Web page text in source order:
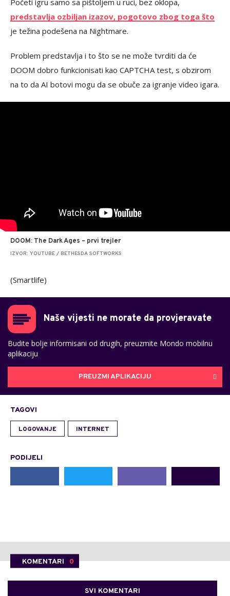
predstavlja ozbiljan izazov, pogotovo zbog toga što
je težina podešena na Nightmare.
Problem predstavlja i to što se ne može tvrditi da će
DOOM dobro funkcionisati kao CAPTCHA test, s obzirom
na to da AI botovi mogu da se obuče za igranje video igara.
DOOM: The Dark Ages – prvi trejler
IZVOR: YOUTUBE / BETHESDA SOFTWORKS
(Smartlife)
Naše vijesti ne morate da provjeravate
Budite bolje informisani od drugih, preuzmite Mondo mobilnu
aplikaciju
PREUZMI APLIKACIJU
TAGOVI
LOGOVANJE INTERNET
PODIJELI
KOMENTARI 0
SVI KOMENTARI